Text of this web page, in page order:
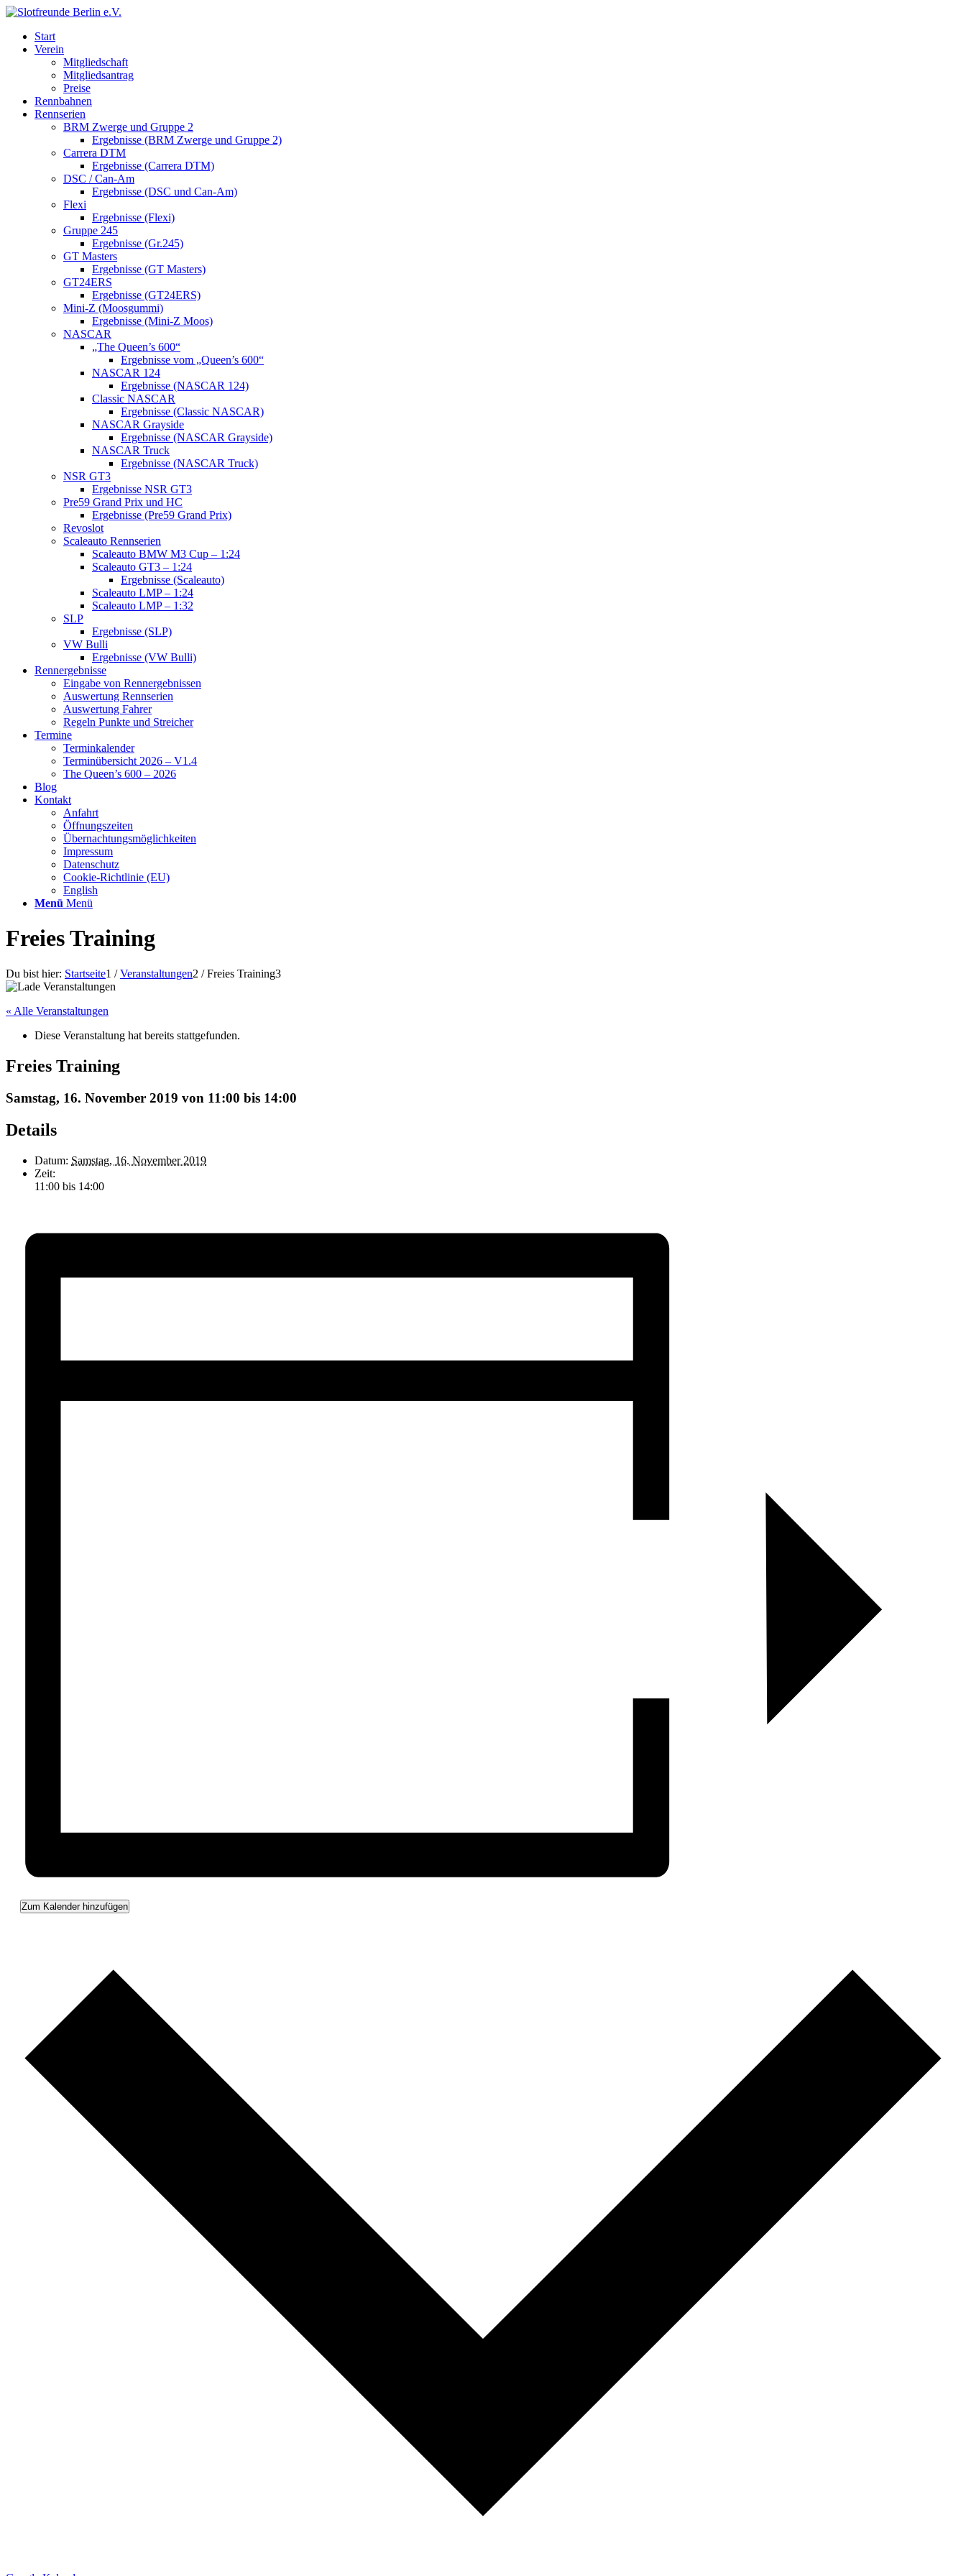
Start
Verein
Mitgliedschaft
Mitgliedsantrag
Preise
Rennbahnen
Rennserien
BRM Zwerge und Gruppe 2
Ergebnisse (BRM Zwerge und Gruppe 2)
Carrera DTM
Ergebnisse (Carrera DTM)
DSC / Can-Am
Ergebnisse (DSC und Can-Am)
Flexi
Ergebnisse (Flexi)
Gruppe 245
Ergebnisse (Gr.245)
GT Masters
Ergebnisse (GT Masters)
GT24ERS
Ergebnisse (GT24ERS)
Mini-Z (Moosgummi)
Ergebnisse (Mini-Z Moos)
NASCAR
„The Queen’s 600“
Ergebnisse vom „Queen’s 600“
NASCAR 124
Ergebnisse (NASCAR 124)
Classic NASCAR
Ergebnisse (Classic NASCAR)
NASCAR Grayside
Ergebnisse (NASCAR Grayside)
NASCAR Truck
Ergebnisse (NASCAR Truck)
NSR GT3
Ergebnisse NSR GT3
Pre59 Grand Prix und HC
Ergebnisse (Pre59 Grand Prix)
Revoslot
Scaleauto Rennserien
Scaleauto BMW M3 Cup – 1:24
Scaleauto GT3 – 1:24
Ergebnisse (Scaleauto)
Scaleauto LMP – 1:24
Scaleauto LMP – 1:32
SLP
Ergebnisse (SLP)
VW Bulli
Ergebnisse (VW Bulli)
Rennergebnisse
Eingabe von Rennergebnissen
Auswertung Rennserien
Auswertung Fahrer
Regeln Punkte und Streicher
Termine
Terminkalender
Terminübersicht 2026 – V1.4
The Queen’s 600 – 2026
Blog
Kontakt
Anfahrt
Öffnungszeiten
Übernachtungsmöglichkeiten
Impressum
Datenschutz
Cookie-Richtlinie (EU)
English
Menü Menü
Freies Training
Du bist hier: Startseite1 / Veranstaltungen2 / Freies Training3
« Alle Veranstaltungen
Diese Veranstaltung hat bereits stattgefunden.
Freies Training
Samstag, 16. November 2019 von 11:00 bis 14:00
Details
Datum: Samstag, 16. November 2019
Zeit:
11:00 bis 14:00
Zum Kalender hinzufügen